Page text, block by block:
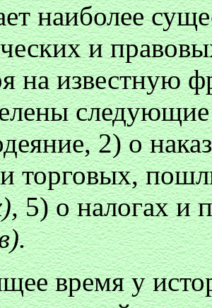
наиболее
и
на известную
следующие
2) о
торговых,
5) о налогах и
время у